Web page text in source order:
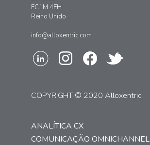
EC1M 4EH
Reino Unido
info@alloxentric.com
COPYRIGHT © 2020 Alloxentric
ANALÍTICA CX
COMUNICAÇÃO OMNICHANNEL